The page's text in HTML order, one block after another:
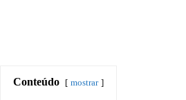
Conteúdo mostrar